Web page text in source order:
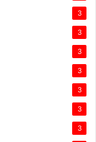
3
3
3
3
3
3
3